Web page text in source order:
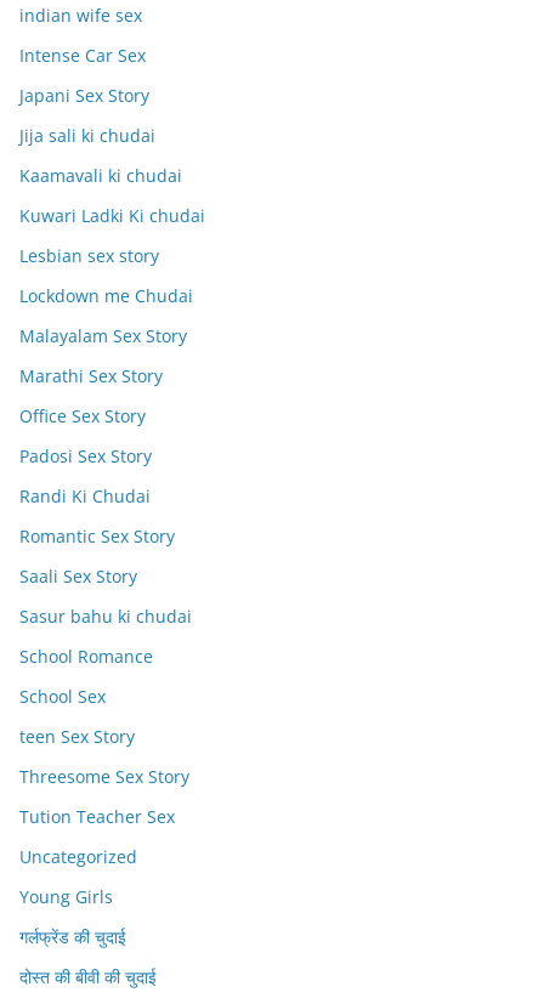
indian wife sex
Intense Car Sex
Japani Sex Story
Jija sali ki chudai
Kaamavali ki chudai
Kuwari Ladki Ki chudai
Lesbian sex story
Lockdown me Chudai
Malayalam Sex Story
Marathi Sex Story
Office Sex Story
Padosi Sex Story
Randi Ki Chudai
Romantic Sex Story
Saali Sex Story
Sasur bahu ki chudai
School Romance
School Sex
teen Sex Story
Threesome Sex Story
Tution Teacher Sex
Uncategorized
Young Girls
गर्लफ्रेंड की चुदाई
दोस्त की बीवी की चुदाई